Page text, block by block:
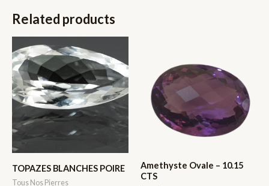
Related products
TOPAZES BLANCHES POIRE
Tous Nos Pierres
Amethyste Ovale – 10.15
CTS